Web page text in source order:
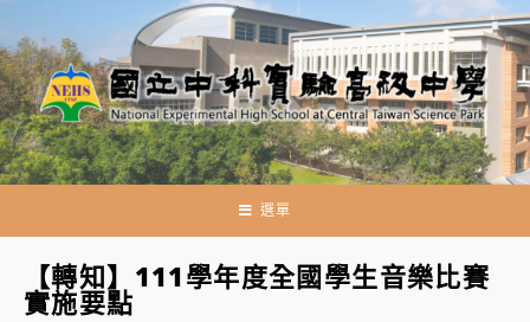
轉
至
主
要
內
選單
【轉知】111學年度全國學生音樂比賽
實施要點